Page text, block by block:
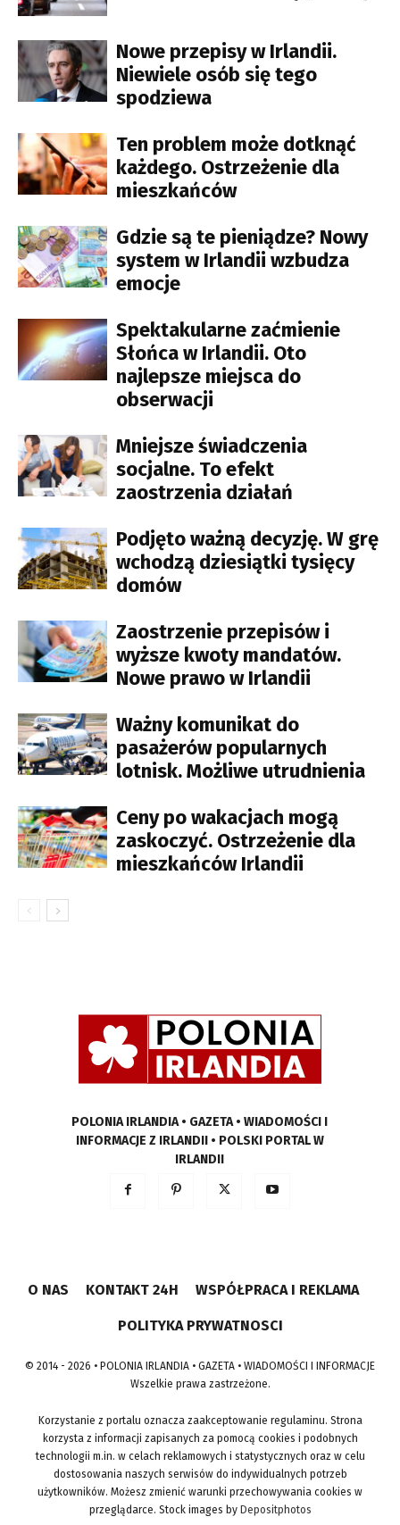
Nowe przepisy w Irlandii.
Niewiele osób się tego
spodziewa
Ten problem może dotknąć
każdego. Ostrzeżenie dla
mieszkańców
Gdzie są te pieniądze? Nowy
system w Irlandii wzbudza
emocje
Spektakularne zaćmienie
Słońca w Irlandii. Oto
najlepsze miejsca do
obserwacji
Mniejsze świadczenia
socjalne. To efekt
zaostrzenia działań
Podjęto ważną decyzję. W grę
wchodzą dziesiątki tysięcy
domów
Zaostrzenie przepisów i
wyższe kwoty mandatów.
Nowe prawo w Irlandii
Ważny komunikat do
pasażerów popularnych
lotnisk. Możliwe utrudnienia
Ceny po wakacjach mogą
zaskoczyć. Ostrzeżenie dla
mieszkańców Irlandii
POLONIA IRLANDIA • GAZETA • WIADOMOŚCI I
INFORMACJE Z IRLANDII • POLSKI PORTAL W
IRLANDII
O NAS KONTAKT 24H WSPÓŁPRACA I REKLAMA
POLITYKA PRYWATNOSCI
© 2014 - 2026 • POLONIA IRLANDIA • GAZETA • WIADOMOŚCI I INFORMACJE
Wszelkie prawa zastrzeżone.
Korzystanie z portalu oznacza zaakceptowanie regulaminu. Strona
korzysta z informacji zapisanych za pomocą cookies i podobnych
technologii m.in. w celach reklamowych i statystycznych oraz w celu
dostosowania naszych serwisów do indywidualnych potrzeb
użytkowników. Możesz zmienić warunki przechowywania cookies w
przeglądarce. Stock images by Depositphotos